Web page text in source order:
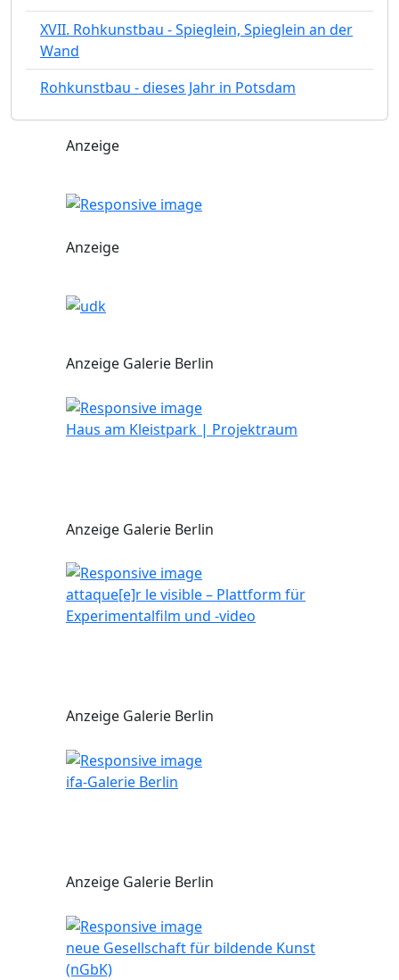
XVII. Rohkunstbau - Spieglein, Spieglein an der
Wand
Rohkunstbau - dieses Jahr in Potsdam
Anzeige
Anzeige
Anzeige Galerie Berlin
Haus am Kleistpark | Projektraum
Anzeige Galerie Berlin
attaque[e]r le visible – Plattform für
Experimentalfilm und -video
Anzeige Galerie Berlin
ifa-Galerie Berlin
Anzeige Galerie Berlin
neue Gesellschaft für bildende Kunst
(nGbK)